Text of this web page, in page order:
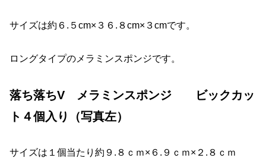
サイズは約６.５cm×３６.８cm×３cmです。
ロングタイプのメラミンスポンジです。
落ち落ちV メラミンスポンジ ビックカッ
ト４個入り（写真左）
サイズは１個当たり約９.８ｃｍ×６.９ｃｍ×２.８ｃｍ